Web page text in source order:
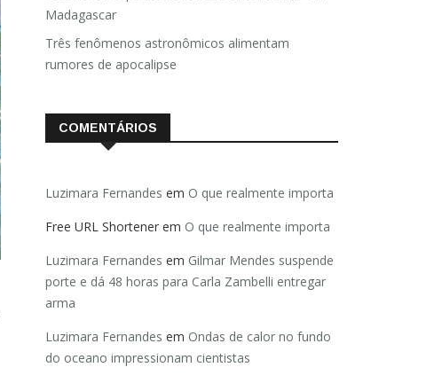
Madagascar
Três fenômenos astronômicos alimentam
rumores de apocalipse
COMENTÁRIOS
Luzimara Fernandes em O que realmente importa
Free URL Shortener em O que realmente importa
Luzimara Fernandes em Gilmar Mendes suspende
porte e dá 48 horas para Carla Zambelli entregar
arma
Luzimara Fernandes em Ondas de calor no fundo
do oceano impressionam cientistas